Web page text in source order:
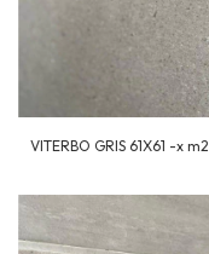
VITERBO GRIS 61X61 -x m2